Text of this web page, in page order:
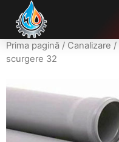
Prima pagină / Canalizare /
scurgere 32